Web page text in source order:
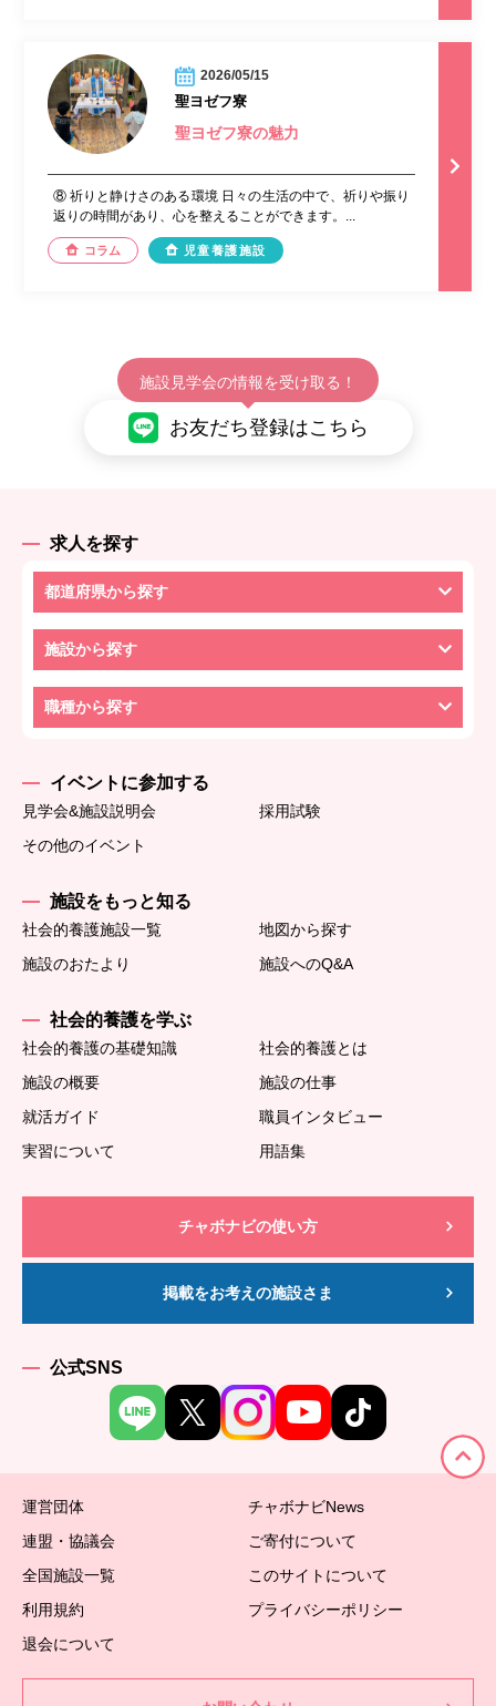
2026/05/15
聖ヨゼフ寮
聖ヨゼフ寮の魅力
⑧ 祈りと静けさのある環境 日々の生活の中で、祈りや振り
返りの時間があり、心を整えることができます。...
コラム 児童養護施設
施設見学会の情報を受け取る！
お友だち登録はこちら
求人を探す
都道府県から探す
施設から探す
職種から探す
イベントに参加する
見学会&施設説明会
採用試験
その他のイベント
施設をもっと知る
社会的養護施設一覧
地図から探す
施設のおたより
施設へのQ&A
社会的養護を学ぶ
社会的養護の基礎知識
社会的養護とは
施設の概要
施設の仕事
就活ガイド
職員インタビュー
実習について
用語集
チャボナビの使い方
掲載をお考えの施設さま
公式SNS
運営団体
チャボナビNews
連盟・協議会
ご寄付について
全国施設一覧
このサイトについて
利用規約
プライバシーポリシー
退会について